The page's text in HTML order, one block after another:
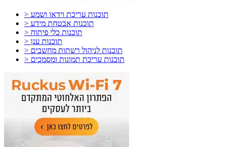
> תוכנות עריכת וידאו ושמע
> תוכנות אבטחת מידע
> תוכנות כלי פיתוח
> תוכנות ענן
> תוכנות לניהול רשתות מחשבים
> תוכנות עריכת תמונות ומסמכים